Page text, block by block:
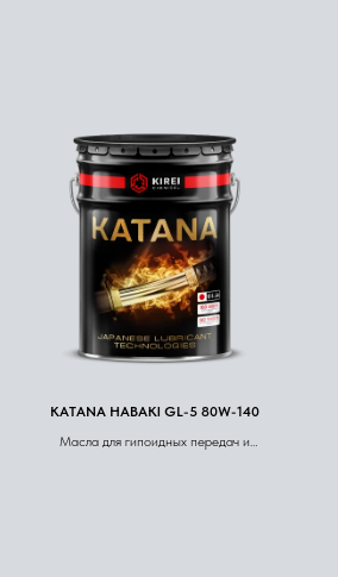
KATANA HABAKI GL-5 80W-140
Масла для гипоидных передач и